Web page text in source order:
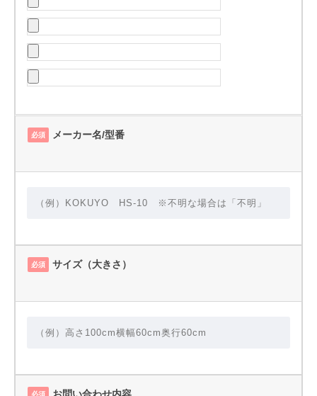
必須 メーカー名/型番
必須 サイズ（大きさ）
必須 お問い合わせ内容